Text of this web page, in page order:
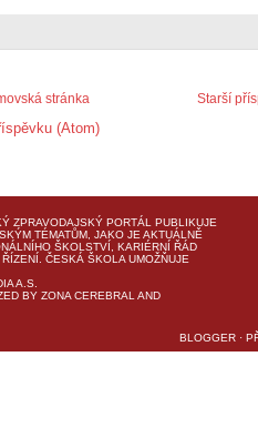
Starší
stránka
(Atom)
ZPRAVODAJSKÝ PORTÁL PUBLIKUJE
TÉMATŮM, JAKO JE AKTUÁLNĚ
ŠKOLSTVÍ, KARIÉRNÍ ŘÁD
ČESKÁ ŠKOLA UMOŽŇUJE
A.S.
BY ZONA CEREBRAL AND
BLOGGER ·